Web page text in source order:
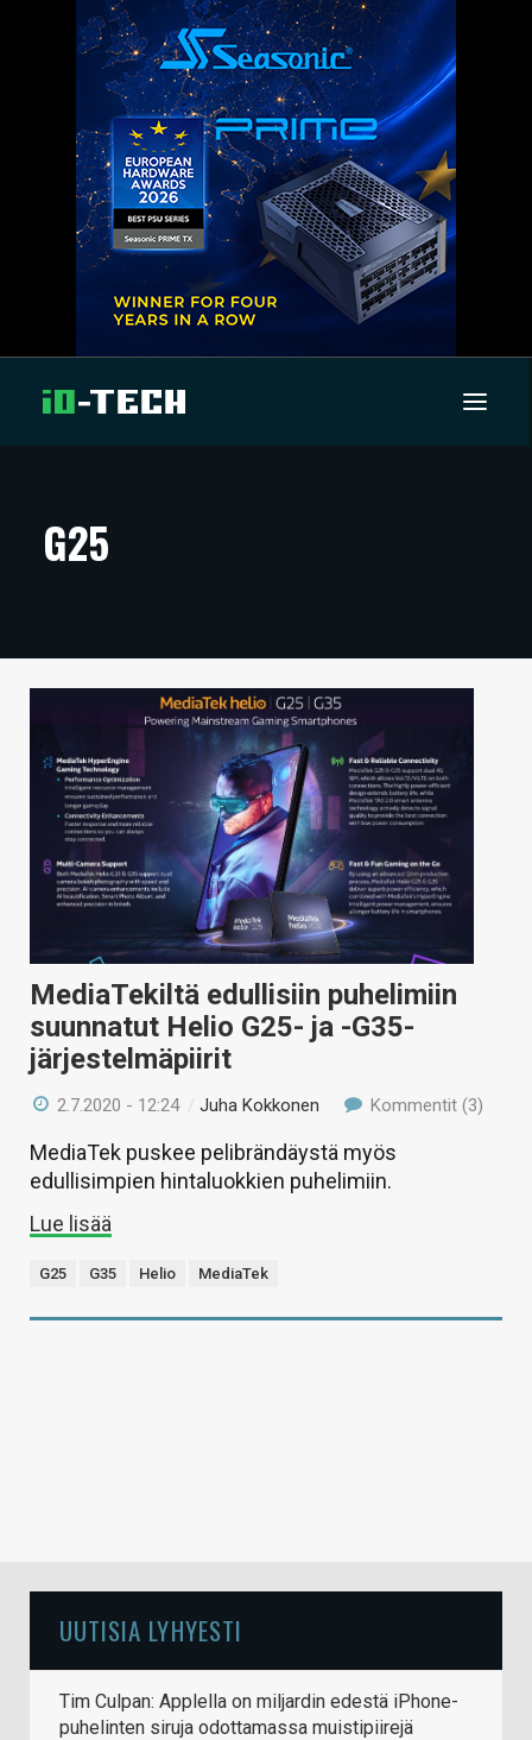
ARTIKKELIT
TECHBBS
HINTA.FI
KAUPPA
VAIHDA TEEMA
HAKU
G25
MediaTekiltä edullisiin puhelimiin
suunnatut Helio G25- ja -G35-
järjestelmäpiirit
2.7.2020 - 12:24 /Juha Kokkonen Kommentit (3)
MediaTek puskee pelibrändäystä myös
edullisimpien hintaluokkien puhelimiin.
Lue lisää
G25 G35 Helio MediaTek
UUTISIA LYHYESTI
Tim Culpan: Applella on miljardin edestä iPhone-
puhelinten siruja odottamassa muistipiirejä